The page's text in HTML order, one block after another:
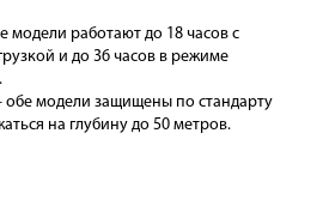
модели работают до 18 часов с
и до 36 часов в режиме
обе модели защищены по стандарту
на глубину до 50 метров.